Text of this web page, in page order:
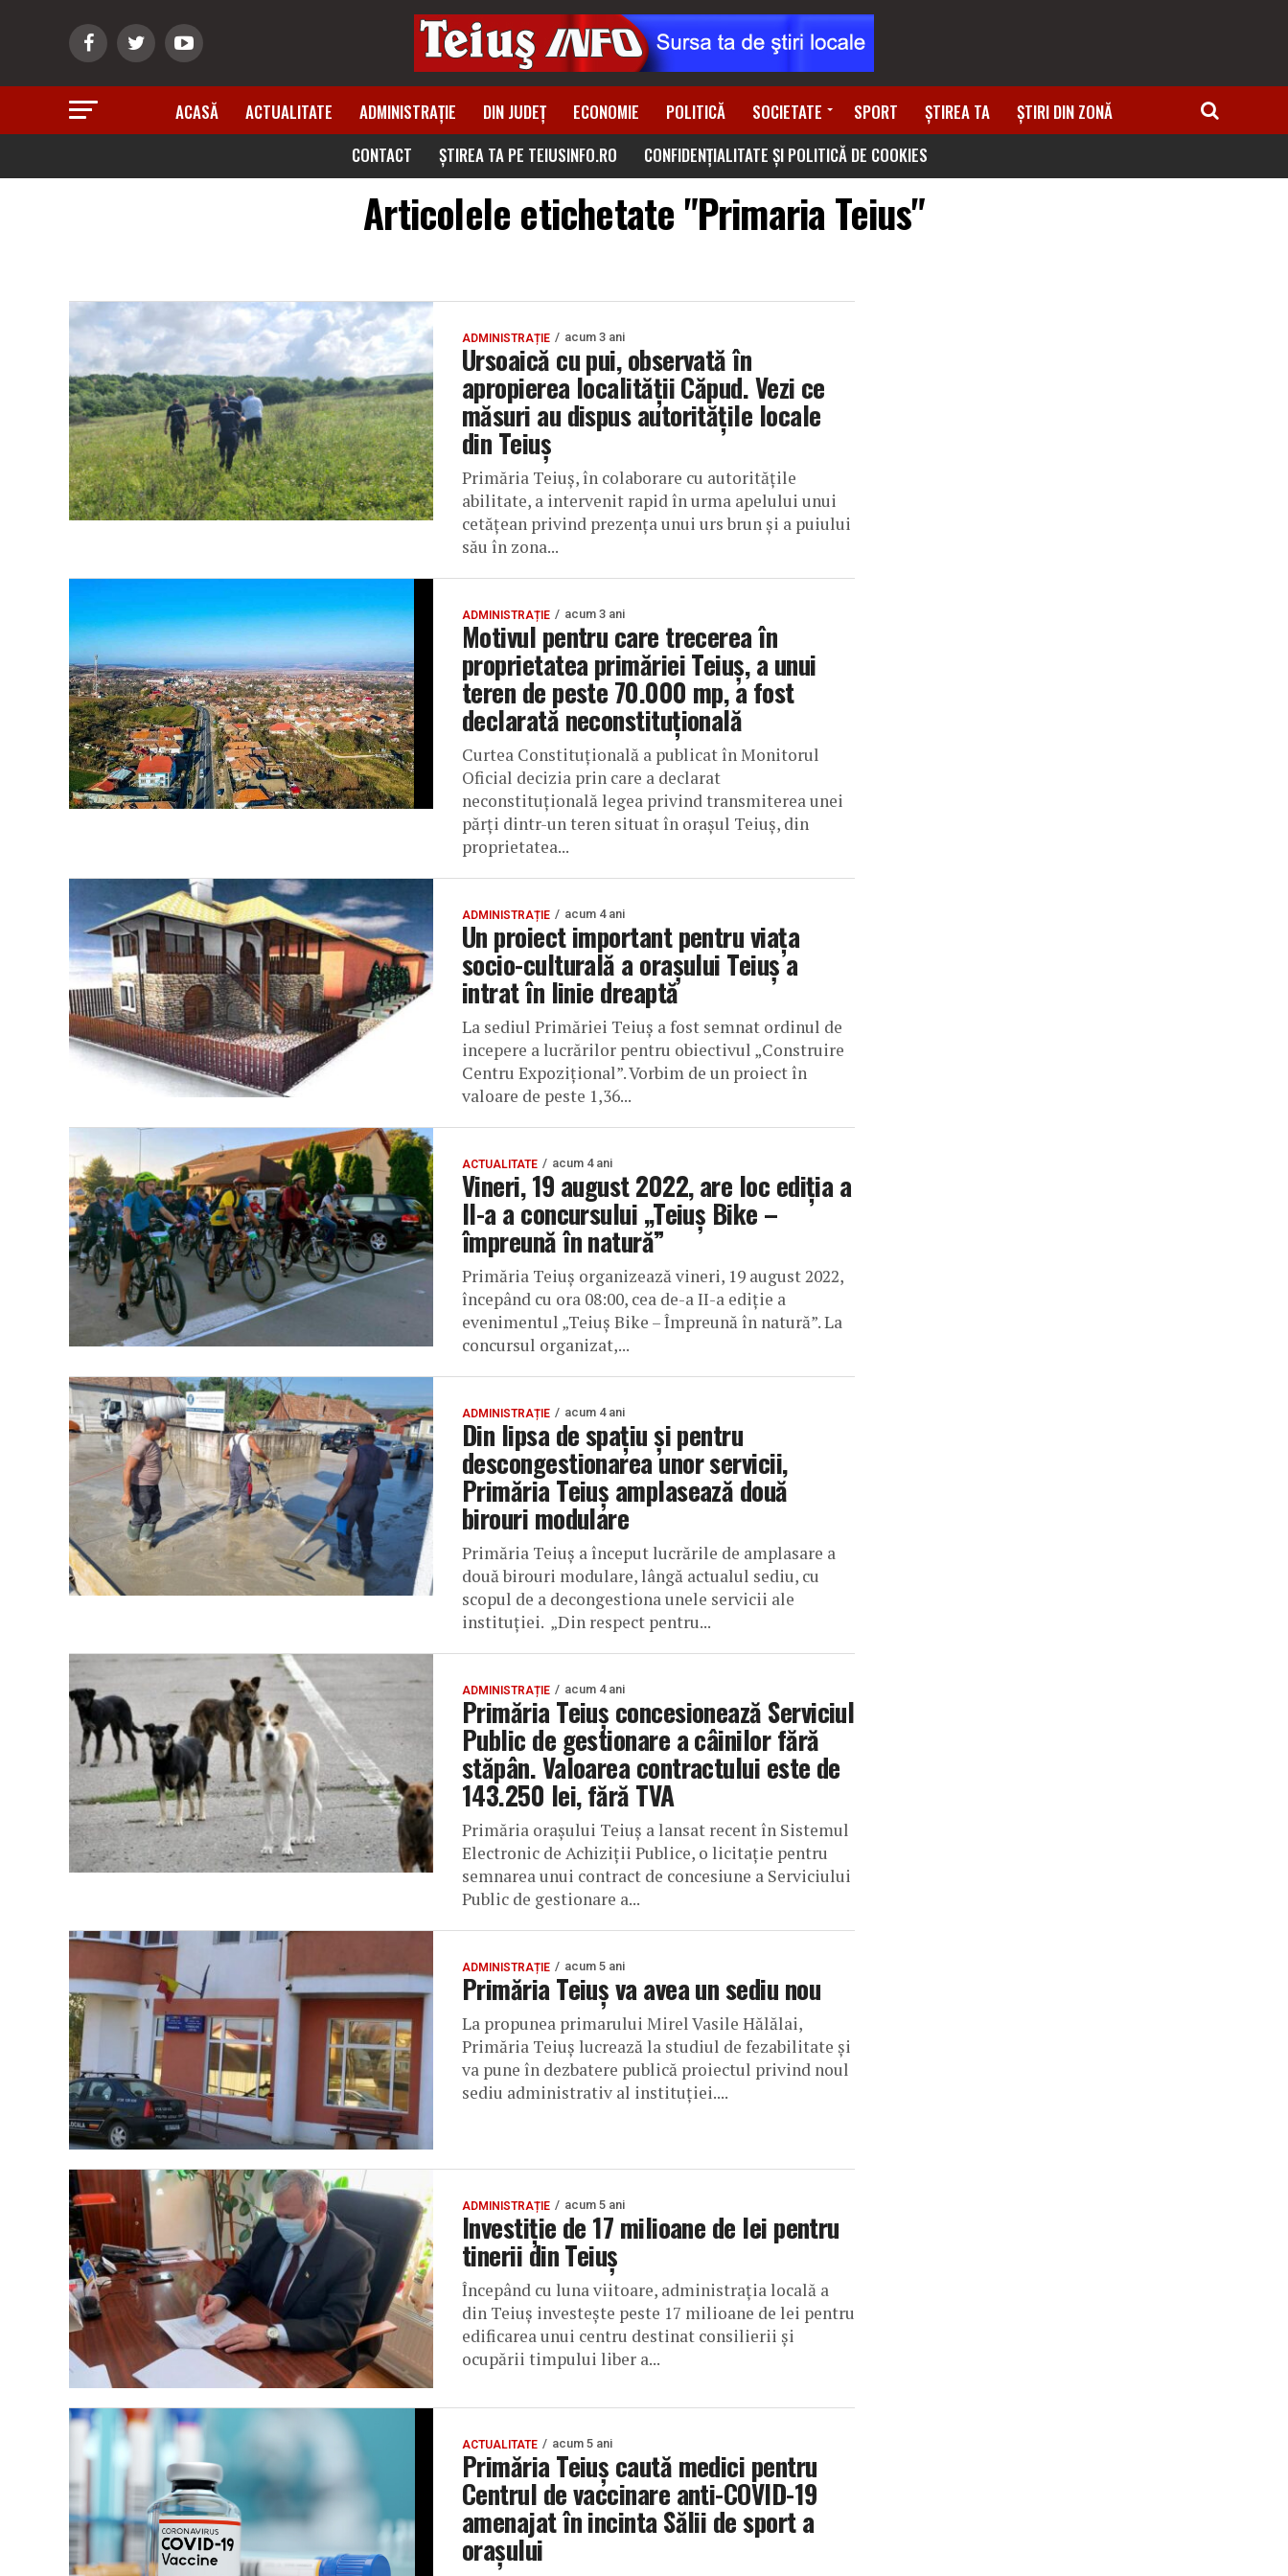
ACASĂ ACTUALITATE ADMINISTRAȚIE DIN JUDEȚ ECONOMIE POLITICĂ SOCIETATE SPORT ȘTIREA TA
ȘTIRI DIN ZONĂ
CONTACT
ȘTIREA TA PE TEIUSINFO.RO CONFIDENȚIALITATE ȘI POLITICĂ DE COOKIES
Articolele etichetate "Primaria Teius"
ADMINISTRAȚIE acum 3 ani
Ursoaică cu pui, observată în
apropierea localității Căpud. Vezi ce
măsuri au dispus autoritățile locale
din Teiuș
Primăria Teiuș, în colaborare cu autoritățile
abilitate, a intervenit rapid în urma apelului unui
cetățean privind prezența unui urs brun și a puiului
său în zona...
ADMINISTRAȚIE acum 3 ani
Motivul pentru care trecerea în
proprietatea primăriei Teiuș, a unui
teren de peste 70.000 mp, a fost
declarată neconstituțională
Curtea Constituțională a publicat în Monitorul
Oficial decizia prin care a declarat
neconstituțională legea privind transmiterea unei
părți dintr-un teren situat în orașul Teiuș, din
proprietatea...
ADMINISTRAȚIE acum 4 ani
Un proiect important pentru viața
socio-culturală a orașului Teiuș a
intrat în linie dreaptă
La sediul Primăriei Teiuș a fost semnat ordinul de
incepere a lucrărilor pentru obiectivul „Construire
Centru Expozițional”. Vorbim de un proiect în
valoare de peste 1,36...
ACTUALITATE acum 4 ani
Vineri, 19 august 2022, are loc ediția a
II-a a concursului „Teiuș Bike –
împreună în natură”
Primăria Teiuș organizează vineri, 19 august 2022,
începând cu ora 08:00, cea de-a II-a ediție a
evenimentul „Teiuș Bike – Împreună în natură”. La
concursul organizat,...
ADMINISTRAȚIE acum 4 ani
Din lipsa de spațiu și pentru
descongestionarea unor servicii,
Primăria Teiuș amplasează două
birouri modulare
Primăria Teiuș a început lucrările de amplasare a
două birouri modulare, lângă actualul sediu, cu
scopul de a decongestiona unele servicii ale
instituției. „Din respect pentru...
ADMINISTRAȚIE acum 4 ani
Primăria Teiuș concesionează Serviciul
Public de gestionare a câinilor fără
stăpân. Valoarea contractului este de
143.250 lei, fără TVA
Primăria orașului Teiuș a lansat recent în Sistemul
Electronic de Achiziții Publice, o licitație pentru
semnarea unui contract de concesiune a Serviciului
Public de gestionare a...
ADMINISTRAȚIE acum 5 ani
Primăria Teiuș va avea un sediu nou
La propunea primarului Mirel Vasile Hălălai,
Primăria Teiuș lucrează la studiul de fezabilitate și
va pune în dezbatere publică proiectul privind noul
sediu administrativ al instituției....
ADMINISTRAȚIE acum 5 ani
Investiție de 17 milioane de lei pentru
tinerii din Teiuș
Începând cu luna viitoare, administrația locală a
din Teiuș investește peste 17 milioane de lei pentru
edificarea unui centru destinat consilierii și
ocupării timpului liber a...
ACTUALITATE acum 5 ani
Primăria Teiuș caută medici pentru
Centrul de vaccinare anti-COVID-19
amenajat în incinta Sălii de sport a
orașului